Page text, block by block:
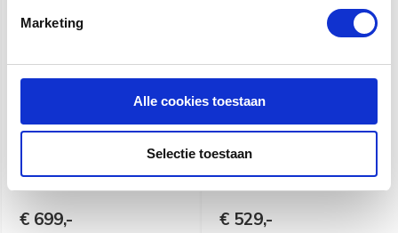
Marketing
Alle cookies toestaan
Selectie toestaan
Tokai USG58 | SG model |
€ 699,-
Tokai AST52 | Shell Pink
€ 529,-